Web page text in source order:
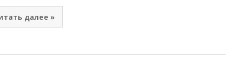
далее »